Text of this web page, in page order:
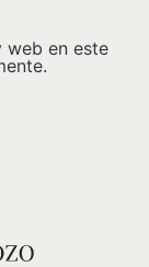
web en este